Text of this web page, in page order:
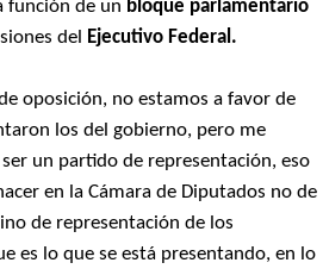
función de un bloque parlamentario
del
Ejecutivo Federal.
oposición, no estamos a favor de
los del gobierno, pero me
un partido de representación, eso
en la Cámara de Diputados no de
de representación de los
es lo que se está presentando, en lo